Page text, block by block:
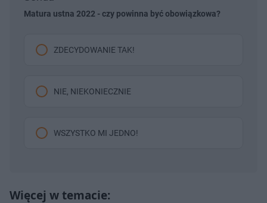
Matura ustna 2022 - czy powinna być obowiązkowa?
ZDECYDOWANIE TAK!
NIE, NIEKONIECZNIE
WSZYSTKO MI JEDNO!